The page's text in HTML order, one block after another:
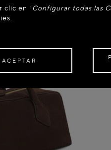
clic en "Configurar todas las
ACEPTAR